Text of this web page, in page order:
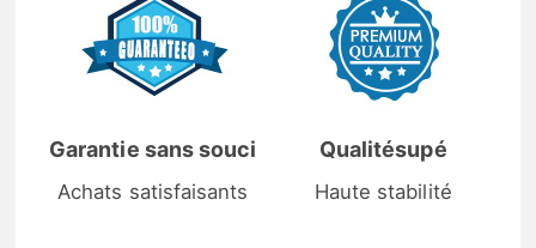
Garantie sans souci
Achats satisfaisants
Qualitésupé
Haute stabilité